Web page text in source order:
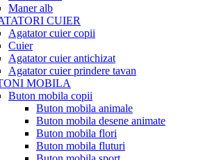
Maner alb
CUIER
Agatator cuier copii
Cuier
Agatator cuier antichizat
Agatator cuier prindere tavan
MOBILA
Buton mobila copii
Buton mobila animale
Buton mobila desene animate
Buton mobila flori
Buton mobila fluturi